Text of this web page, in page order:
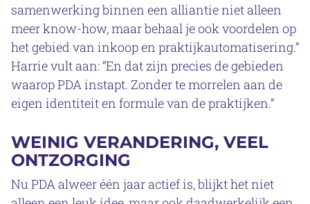
samenwerking binnen een alliantie niet alleen
meer know-how, maar behaal je ook voordelen op
het gebied van inkoop en praktijkautomatisering.”
Harrie vult aan: “En dat zijn precies de gebieden
waarop PDA instapt. Zonder te morrelen aan de
eigen identiteit en formule van de praktijken.”
WEINIG VERANDERING, VEEL
ONTZORGING
Nu PDA alweer één jaar actief is, blijkt het niet